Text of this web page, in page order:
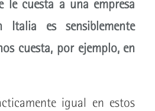
le cuesta a una empresa
Italia es sensiblemente
cuesta, por ejemplo, en
igual en estos